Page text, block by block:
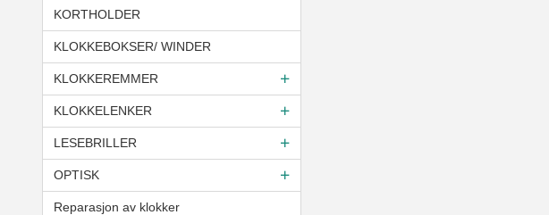
KORTHOLDER
KLOKKEBOKSER/ WINDER
KLOKKEREMMER
KLOKKELENKER
LESEBRILLER
OPTISK
Reparasjon av klokker